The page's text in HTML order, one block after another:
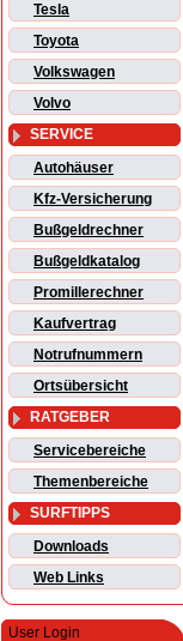
Tesla
Toyota
Volkswagen
Volvo
SERVICE
Autohäuser
Kfz-Versicherung
Bußgeldrechner
Bußgeldkatalog
Promillerechner
Kaufvertrag
Notrufnummern
Ortsübersicht
RATGEBER
Servicebereiche
Themenbereiche
SURFTIPPS
Downloads
Web Links
User Login